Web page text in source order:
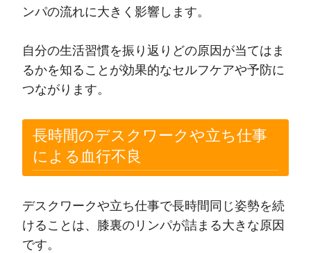
ンパの流れに大きく影響します。
自分の生活習慣を振り返りどの原因が当てはま
るかを知ることが効果的なセルフケアや予防に
つながります。
長時間のデスクワークや立ち仕事
による血行不良
デスクワークや立ち仕事で長時間同じ姿勢を続
けることは、膝裏のリンパが詰まる大きな原因
です。